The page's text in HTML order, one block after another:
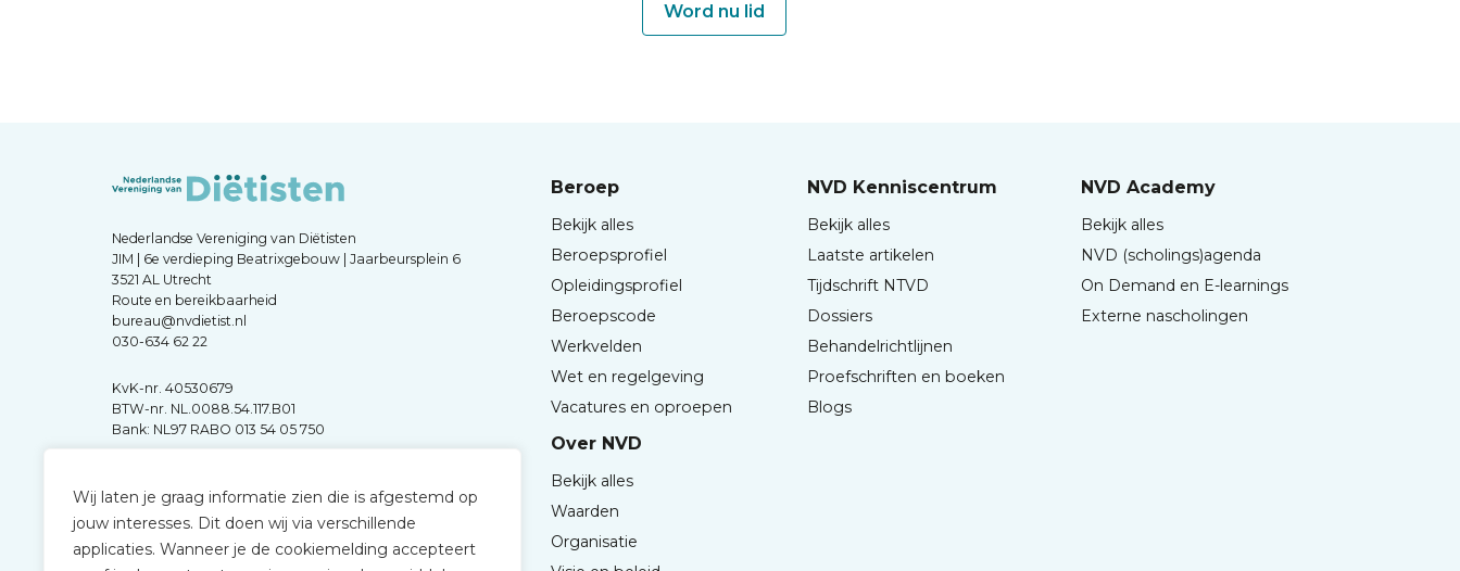
Wij laten je graag informatie zien die is afgestemd op
jouw interesses. Dit doen wij via verschillende
applicaties. Wanneer je de cookiemelding accepteert
Word nu lid
Nederlandse Vereniging van Diëtisten
JIM | 6e verdieping Beatrixgebouw | Jaarbeursplein 6
3521 AL Utrecht
Route en bereikbaarheid
bureau@nvdietist.nl
030-634 62 22
KvK-nr. 40530679
BTW-nr. NL.0088.54.117.B01
Bank: NL97 RABO 013 54 05 750
Beroep
Bekijk alles
Beroepsprofiel
Opleidingsprofiel
Beroepscode
Werkvelden
Wet en regelgeving
Vacatures en oproepen
NVD Kenniscentrum
Bekijk alles
Laatste artikelen
Tijdschrift NTVD
Dossiers
Behandelrichtlijnen
Proefschriften en boeken
Blogs
NVD Academy
Bekijk alles
NVD (scholings)agenda
On Demand en E-learnings
Externe nascholingen
Over NVD
Bekijk alles
Waarden
Organisatie